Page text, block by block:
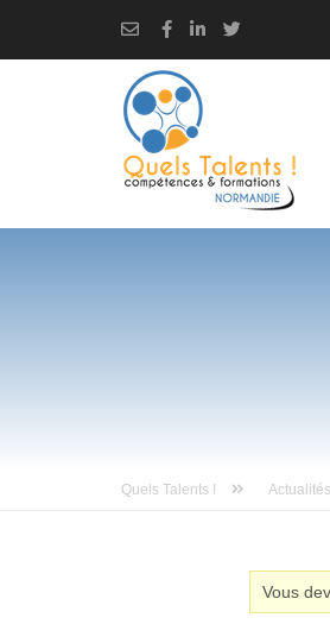
Quels Talents ! Actualités
Vous